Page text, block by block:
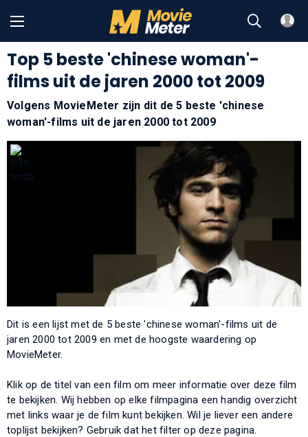
Top 5 beste 'chinese woman'-
films uit de jaren 2000 tot 2009
Volgens MovieMeter zijn dit de 5 beste 'chinese
woman'-films uit de jaren 2000 tot 2009
Dit is een lijst met de 5 beste 'chinese woman'-films uit de
jaren 2000 tot 2009 en met de hoogste waardering op
MovieMeter.
Klik op de titel van een film om meer informatie over deze film
te bekijken. Wij hebben op elke filmpagina een handig overzicht
met links waar je de film kunt bekijken. Wil je liever een andere
toplijst bekijken? Gebruik dat het filter op deze pagina.